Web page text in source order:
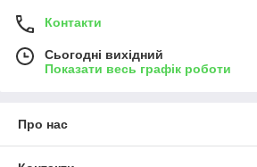
Контакти
Сьогодні вихідний
Показати весь графік роботи
Про нас